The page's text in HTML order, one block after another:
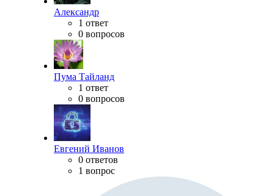
Александр
1 ответ
0 вопросов
Пума Тайланд
1 ответ
0 вопросов
Евгений Иванов
0 ответов
1 вопрос